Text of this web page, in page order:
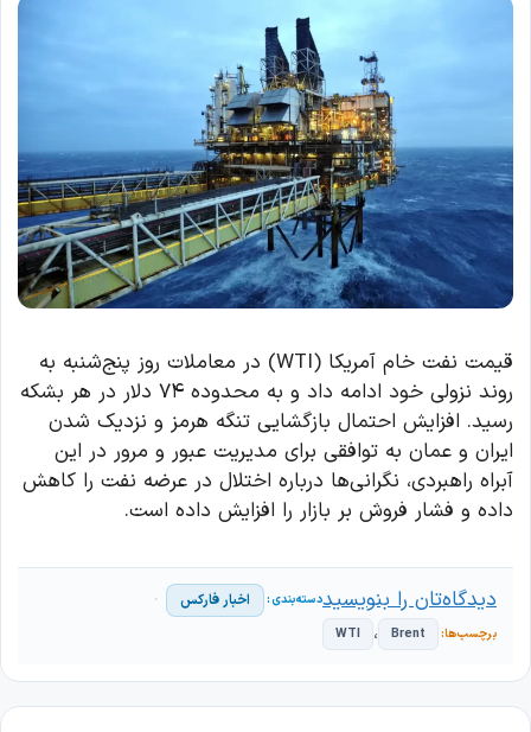
قیمت نفت خام آمریکا (WTI) در معاملات روز پنج‌شنبه به
روند نزولی خود ادامه داد و به محدوده ۷۴ دلار در هر بشکه
رسید. افزایش احتمال بازگشایی تنگه هرمز و نزدیک شدن
ایران و عمان به توافقی برای مدیریت عبور و مرور در این
آبراه راهبردی، نگرانی‌ها درباره اختلال در عرضه نفت را کاهش
داده و فشار فروش بر بازار را افزایش داده است.
اخبار فارکس
Brent ، WTI
دیدگاه‌تان را بنویسید